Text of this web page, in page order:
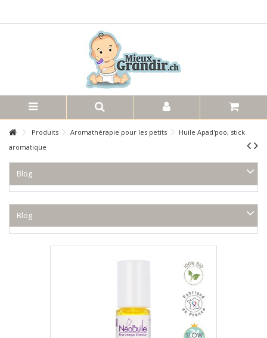
Produits Aromathérapie pour les petits
Huile Apad'poo, stick
aromatique
Blog
Blog